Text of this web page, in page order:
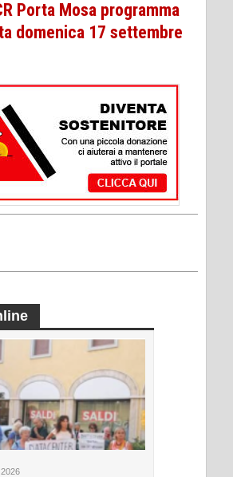
Porta Mosa programma
domenica 17 settembre